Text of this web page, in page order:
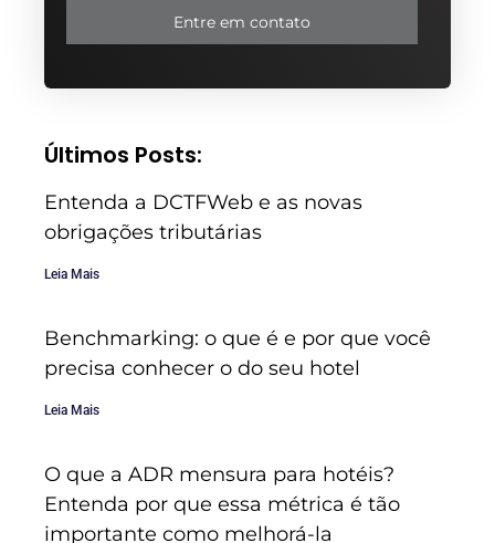
Entre em contato
Últimos Posts:
Entenda a DCTFWeb e as novas
obrigações tributárias
Leia Mais
Benchmarking: o que é e por que você
precisa conhecer o do seu hotel
Leia Mais
O que a ADR mensura para hotéis?
Entenda por que essa métrica é tão
importante como melhorá-la